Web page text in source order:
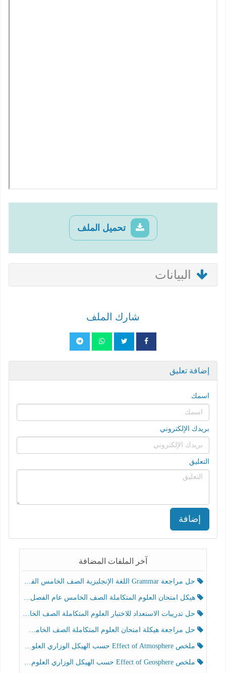
تحميل الملف
البيانات
شارك الملف
إضافة تعليق
اسمك
بريدك الإلكتروني
التعليق
إضافة
آخر الملفات المضافة
حل مراجعة Grammar اللغة الإنجليزية الصف الخامس الفصل الثالث
هيكل امتحان العلوم المتكاملة الصف الخامس عام الفصل الدراسي الثالث 2025-2026
حل تدريبات الاستعداد للاختبار العلوم المتكاملة الصف الخامس عام الفصل الثالث
حل مراجعة هيكلة امتحان العلوم المتكاملة الصف الخامس انسبير الفصل الثالث
ملخص Effect of Atmosphere حسب الهيكل الوزاري العلوم المتكاملة الصف الخامس انسبير الفصل الثالث
ملخص Effect of Geosphere حسب الهيكل الوزاري العلوم المتكاملة الصف الخامس انسبير الفصل الثالث